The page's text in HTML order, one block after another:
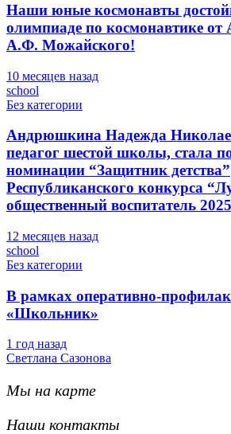
Наши юные космонавты
олимпиаде по космонавтике
А.Ф. Можайского!
10 месяцев назад
school
Без категории
Андрюшкина Надежда
педагог шестой школы, стала
номинации “Защитник детства”
Республиканского конкурса
общественный воспитатель
12 месяцев назад
school
Без категории
В рамках оперативно-
«Школьник»
1 год назад
Светлана Сазонова
Мы на карте
Наши контакты